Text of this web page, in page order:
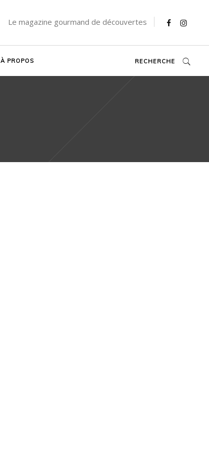
Le magazine gourmand de découvertes
À PROPOS RECHERCHE